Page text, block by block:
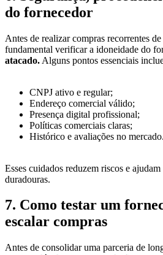
do fornecedor
Antes de realizar compras recorrentes
fundamental verificar a idoneidade do
atacado. Alguns pontos essenciais
CNPJ ativo e regular;
Endereço comercial válido;
Presença digital profissional;
Políticas comerciais claras;
Histórico e avaliações no mercado.
Esses cuidados reduzem riscos e
duradouras.
7. Como testar um
escalar compras
Antes de consolidar uma parceria de